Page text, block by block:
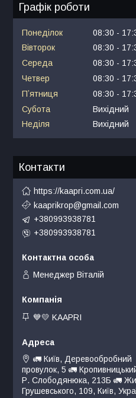
Графік роботи
Понеділок 08:30
Вівторок
08:30
Середа
08:30
Четвер
08:30
Пʼятниця
08:30
Субота
Вихідний
Неділя
Вихідний
Контакти
https://kaapri.com.ua/
kaaprikrop@gmail.com
+380993938781
+380993938781
Менеджер Віталій
💙💛 KAAPRI
🚛 Київ, Деревообробний
провулок, 5 🚛
Р. Слободянюка, 213Б 🚛
Грушевського, 109, Київ,